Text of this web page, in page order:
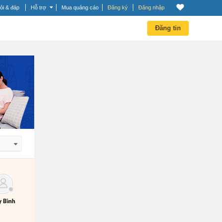
& đáp Hỗ trợ Mua quảng cáo Đăng ký Đăng nhập
Đăng tin
Bình